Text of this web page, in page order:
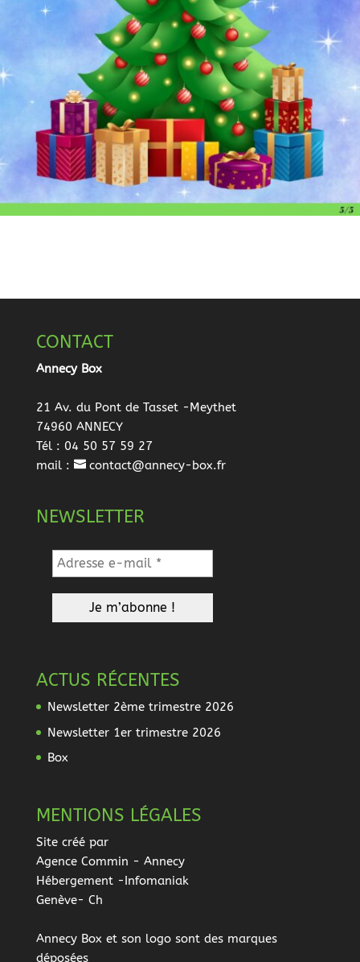
CONTACT
Annecy Box
21 Av. du Pont de Tasset -Meythet
74960 ANNECY
Tél : 04 50 57 59 27
mail :
contact@annecy-box.fr
NEWSLETTER
ACTUS RÉCENTES
Newsletter 2ème trimestre 2026
Newsletter 1er trimestre 2026
Box
MENTIONS LÉGALES
Site créé par
Agence Commin - Annecy
Hébergement -Infomaniak
Genève- Ch
Annecy Box et son logo sont des marques
déposées